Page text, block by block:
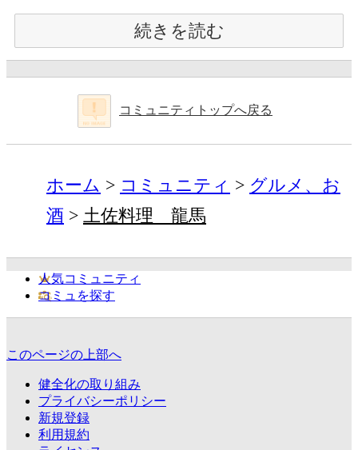
続きを読む
コミュニティトップへ戻る
ホーム コミュニティ
グルメ、お
酒
土佐料理 龍馬
人気コミュニティ
コミュを探す
このページの上部へ
健全化の取り組み
プライバシーポリシー
新規登録
利用規約